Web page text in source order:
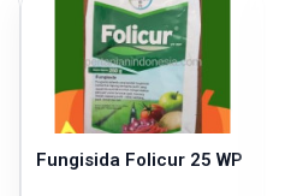
Fungisida Folicur 25 WP